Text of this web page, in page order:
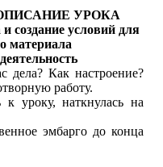
УРОКА
создание условий для
материала
дела? Как настроение?
работу.
к уроку, наткнулась на
эмбарго до конца